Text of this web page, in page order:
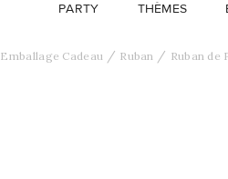
PARTY THÈMES
Emballage Cadeau Ruban Ruban de